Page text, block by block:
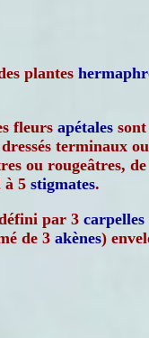
plantes
fleurs apétales
terminaux
ou rougeâtres,
à 5 stigmates.
par 3 carpelles
de 3 akènes)